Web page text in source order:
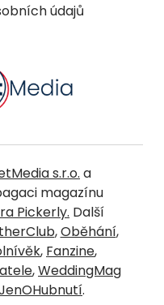
údajů
s.r.o. a
magazínu
Pickerly. Další
,Oběhání,
, Fanzine,
,WeddingMag
.